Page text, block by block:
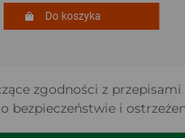
Do koszyka
zgodności z
bezpieczeństwie i